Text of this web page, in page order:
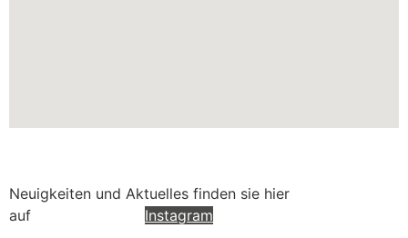
Neuigkeiten und Aktuelles finden sie hier
auf
Instagram